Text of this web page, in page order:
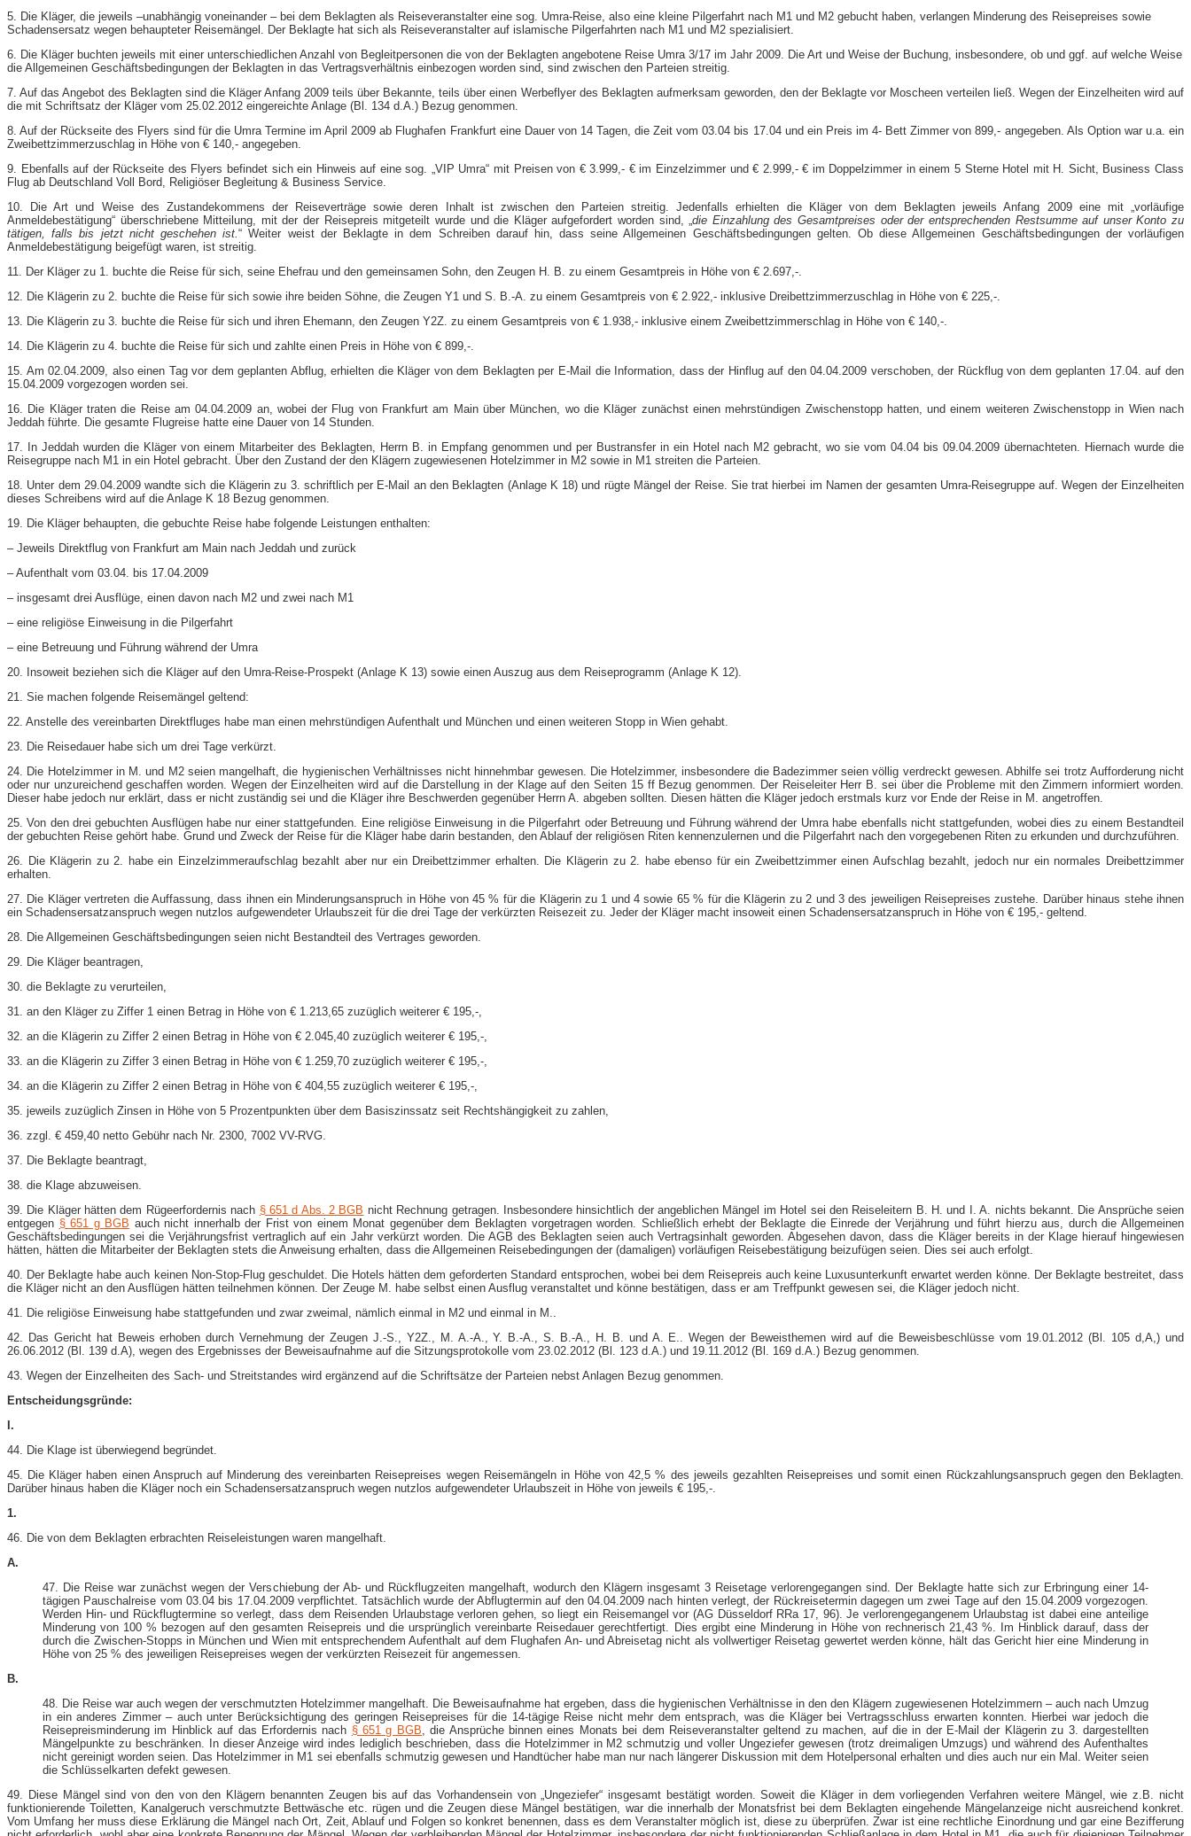
5. Die Kläger, die jeweils –unabhängig voneinander – bei dem Beklagten als Reiseveranstalter eine sog. Umra-​Reise, also eine kleine Pilgerfahrt nach M1 und M2 gebucht haben, verlangen Minderung des Reisepreises sowie
Schadensersatz wegen behaupteter Reisemängel. Der Beklagte hat sich als Reiseveranstalter auf islamische Pilgerfahrten nach M1 und M2 spezialisiert.
6. Die Kläger buchten jeweils mit einer unterschiedlichen Anzahl von Begleitpersonen die von der Beklagten angebotene Reise Umra 3/17 im Jahr 2009. Die Art und Weise der Buchung, insbesondere, ob und ggf. auf welche Weise
die Allgemeinen Geschäftsbedingungen der Beklagten in das Vertragsverhältnis einbezogen worden sind, sind zwischen den Parteien streitig.
7. Auf das Angebot des Beklagten sind die Kläger Anfang 2009 teils über Bekannte, teils über einen Werbeflyer des Beklagten aufmerksam geworden, den der Beklagte vor Moscheen verteilen ließ. Wegen der Einzelheiten wird auf
die mit Schriftsatz der Kläger vom 25.02.2012 eingereichte Anlage (Bl. 134 d.A.) Bezug genommen.
8. Auf der Rückseite des Flyers sind für die Umra Termine im April 2009 ab Flughafen Frankfurt eine Dauer von 14 Tagen, die Zeit vom 03.04 bis 17.04 und ein Preis im 4- Bett Zimmer von 899,- angegeben. Als Option war u.a. ein
Zweibettzimmerzuschlag in Höhe von € 140,- angegeben.
9. Ebenfalls auf der Rückseite des Flyers befindet sich ein Hinweis auf eine sog. „VIP Umra“ mit Preisen von € 3.999,- € im Einzelzimmer und € 2.999,- € im Doppelzimmer in einem 5 Sterne Hotel mit H. Sicht, Business Class
Flug ab Deutschland Voll Bord, Religiöser Begleitung & Business Service.
10. Die Art und Weise des Zustandekommens der Reiseverträge sowie deren Inhalt ist zwischen den Parteien streitig. Jedenfalls erhielten die Kläger von dem Beklagten jeweils Anfang 2009 eine mit „vorläufige
Anmeldebestätigung“ überschriebene Mitteilung, mit der der Reisepreis mitgeteilt wurde und die Kläger aufgefordert worden sind, „die Einzahlung des Gesamtpreises oder der entsprechenden Restsumme auf unser Konto zu
tätigen, falls bis jetzt nicht geschehen ist.“ Weiter weist der Beklagte in dem Schreiben darauf hin, dass seine Allgemeinen Geschäftsbedingungen gelten. Ob diese Allgemeinen Geschäftsbedingungen der vorläufigen
Anmeldebestätigung beigefügt waren, ist streitig.
11. Der Kläger zu 1. buchte die Reise für sich, seine Ehefrau und den gemeinsamen Sohn, den Zeugen H. B. zu einem Gesamtpreis in Höhe von € 2.697,-​.
12. Die Klägerin zu 2. buchte die Reise für sich sowie ihre beiden Söhne, die Zeugen Y1 und S. B.-​A. zu einem Gesamtpreis von € 2.922,- inklusive Dreibettzimmerzuschlag in Höhe von € 225,-​.
13. Die Klägerin zu 3. buchte die Reise für sich und ihren Ehemann, den Zeugen Y2Z. zu einem Gesamtpreis von € 1.938,- inklusive einem Zweibettzimmerschlag in Höhe von € 140,-​.
14. Die Klägerin zu 4. buchte die Reise für sich und zahlte einen Preis in Höhe von € 899,-​.
15. Am 02.04.2009, also einen Tag vor dem geplanten Abflug, erhielten die Kläger von dem Beklagten per E-​Mail die Information, dass der Hinflug auf den 04.04.2009 verschoben, der Rückflug von dem geplanten 17.04. auf den
15.04.2009 vorgezogen worden sei.
16. Die Kläger traten die Reise am 04.04.2009 an, wobei der Flug von Frankfurt am Main über München, wo die Kläger zunächst einen mehrstündigen Zwischenstopp hatten, und einem weiteren Zwischenstopp in Wien nach
Jeddah führte. Die gesamte Flugreise hatte eine Dauer von 14 Stunden.
17. In Jeddah wurden die Kläger von einem Mitarbeiter des Beklagten, Herrn B. in Empfang genommen und per Bustransfer in ein Hotel nach M2 gebracht, wo sie vom 04.04 bis 09.04.2009 übernachteten. Hiernach wurde die
Reisegruppe nach M1 in ein Hotel gebracht. Über den Zustand der den Klägern zugewiesenen Hotelzimmer in M2 sowie in M1 streiten die Parteien.
18. Unter dem 29.04.2009 wandte sich die Klägerin zu 3. schriftlich per E-​Mail an den Beklagten (Anlage K 18) und rügte Mängel der Reise. Sie trat hierbei im Namen der gesamten Umra-​Reisegruppe auf. Wegen der Einzelheiten
dieses Schreibens wird auf die Anlage K 18 Bezug genommen.
19. Die Kläger behaupten, die gebuchte Reise habe folgende Leistungen enthalten:
– Jeweils Direktflug von Frankfurt am Main nach Jeddah und zurück
– Aufenthalt vom 03.04. bis 17.04.2009
– insgesamt drei Ausflüge, einen davon nach M2 und zwei nach M1
– eine religiöse Einweisung in die Pilgerfahrt
– eine Betreuung und Führung während der Umra
20. Insoweit beziehen sich die Kläger auf den Umra-​Reise-​Prospekt (Anlage K 13) sowie einen Auszug aus dem Reiseprogramm (Anlage K 12).
21. Sie machen folgende Reisemängel geltend:
22. Anstelle des vereinbarten Direktfluges habe man einen mehrstündigen Aufenthalt und München und einen weiteren Stopp in Wien gehabt.
23. Die Reisedauer habe sich um drei Tage verkürzt.
24. Die Hotelzimmer in M. und M2 seien mangelhaft, die hygienischen Verhältnisses nicht hinnehmbar gewesen. Die Hotelzimmer, insbesondere die Badezimmer seien völlig verdreckt gewesen. Abhilfe sei trotz Aufforderung nicht
oder nur unzureichend geschaffen worden. Wegen der Einzelheiten wird auf die Darstellung in der Klage auf den Seiten 15 ff Bezug genommen. Der Reiseleiter Herr B. sei über die Probleme mit den Zimmern informiert worden.
Dieser habe jedoch nur erklärt, dass er nicht zuständig sei und die Kläger ihre Beschwerden gegenüber Herrn A. abgeben sollten. Diesen hätten die Kläger jedoch erstmals kurz vor Ende der Reise in M. angetroffen.
25. Von den drei gebuchten Ausflügen habe nur einer stattgefunden. Eine religiöse Einweisung in die Pilgerfahrt oder Betreuung und Führung während der Umra habe ebenfalls nicht stattgefunden, wobei dies zu einem Bestandteil
der gebuchten Reise gehört habe. Grund und Zweck der Reise für die Kläger habe darin bestanden, den Ablauf der religiösen Riten kennenzulernen und die Pilgerfahrt nach den vorgegebenen Riten zu erkunden und durchzuführen.
26. Die Klägerin zu 2. habe ein Einzelzimmeraufschlag bezahlt aber nur ein Dreibettzimmer erhalten. Die Klägerin zu 2. habe ebenso für ein Zweibettzimmer einen Aufschlag bezahlt, jedoch nur ein normales Dreibettzimmer
erhalten.
27. Die Kläger vertreten die Auffassung, dass ihnen ein Minderungsanspruch in Höhe von 45 % für die Klägerin zu 1 und 4 sowie 65 % für die Klägerin zu 2 und 3 des jeweiligen Reisepreises zustehe. Darüber hinaus stehe ihnen
ein Schadensersatzanspruch wegen nutzlos aufgewendeter Urlaubszeit für die drei Tage der verkürzten Reisezeit zu. Jeder der Kläger macht insoweit einen Schadensersatzanspruch in Höhe von € 195,- geltend.
28. Die Allgemeinen Geschäftsbedingungen seien nicht Bestandteil des Vertrages geworden.
29. Die Kläger beantragen,
30. die Beklagte zu verurteilen,
31. an den Kläger zu Ziffer 1 einen Betrag in Höhe von € 1.213,65 zuzüglich weiterer € 195,-​,
32. an die Klägerin zu Ziffer 2 einen Betrag in Höhe von € 2.045,40 zuzüglich weiterer € 195,-​,
33. an die Klägerin zu Ziffer 3 einen Betrag in Höhe von € 1.259,70 zuzüglich weiterer € 195,-​,
34. an die Klägerin zu Ziffer 2 einen Betrag in Höhe von € 404,55 zuzüglich weiterer € 195,-​,
35. jeweils zuzüglich Zinsen in Höhe von 5 Prozentpunkten über dem Basiszinssatz seit Rechtshängigkeit zu zahlen,
36. zzgl. € 459,40 netto Gebühr nach Nr. 2300, 7002 VV-​RVG.
37. Die Beklagte beantragt,
38. die Klage abzuweisen.
39. Die Kläger hätten dem Rügeerfordernis nach § 651 d Abs. 2 BGB nicht Rechnung getragen. Insbesondere hinsichtlich der angeblichen Mängel im Hotel sei den Reiseleitern B. H. und I. A. nichts bekannt. Die Ansprüche seien
entgegen § 651 g BGB auch nicht innerhalb der Frist von einem Monat gegenüber dem Beklagten vorgetragen worden. Schließlich erhebt der Beklagte die Einrede der Verjährung und führt hierzu aus, durch die Allgemeinen
Geschäftsbedingungen sei die Verjährungsfrist vertraglich auf ein Jahr verkürzt worden. Die AGB des Beklagten seien auch Vertragsinhalt geworden. Abgesehen davon, dass die Kläger bereits in der Klage hierauf hingewiesen
hätten, hätten die Mitarbeiter der Beklagten stets die Anweisung erhalten, dass die Allgemeinen Reisebedingungen der (damaligen) vorläufigen Reisebestätigung beizufügen seien. Dies sei auch erfolgt.
40. Der Beklagte habe auch keinen Non-​Stop-​Flug geschuldet. Die Hotels hätten dem geforderten Standard entsprochen, wobei bei dem Reisepreis auch keine Luxusunterkunft erwartet werden könne. Der Beklagte bestreitet, dass
die Kläger nicht an den Ausflügen hätten teilnehmen können. Der Zeuge M. habe selbst einen Ausflug veranstaltet und könne bestätigen, dass er am Treffpunkt gewesen sei, die Kläger jedoch nicht.
41. Die religiöse Einweisung habe stattgefunden und zwar zweimal, nämlich einmal in M2 und einmal in M..
42. Das Gericht hat Beweis erhoben durch Vernehmung der Zeugen J.-​S., Y2Z., M. A.-​A., Y. B.-​A., S. B.-​A., H. B. und A. E.. Wegen der Beweisthemen wird auf die Beweisbeschlüsse vom 19.01.2012 (Bl. 105 d,A,) und
26.06.2012 (Bl. 139 d.A), wegen des Ergebnisses der Beweisaufnahme auf die Sitzungsprotokolle vom 23.02.2012 (Bl. 123 d.A.) und 19.11.2012 (Bl. 169 d.A.) Bezug genommen.
43. Wegen der Einzelheiten des Sach- und Streitstandes wird ergänzend auf die Schriftsätze der Parteien nebst Anlagen Bezug genommen.
Entscheidungsgründe:
I.
44. Die Klage ist überwiegend begründet.
45. Die Kläger haben einen Anspruch auf Minderung des vereinbarten Reisepreises wegen Reisemängeln in Höhe von 42,5 % des jeweils gezahlten Reisepreises und somit einen Rückzahlungsanspruch gegen den Beklagten.
Darüber hinaus haben die Kläger noch ein Schadensersatzanspruch wegen nutzlos aufgewendeter Urlaubszeit in Höhe von jeweils € 195,-​.
1.
46. Die von dem Beklagten erbrachten Reiseleistungen waren mangelhaft.
A.
47. Die Reise war zunächst wegen der Verschiebung der Ab- und Rückflugzeiten mangelhaft, wodurch den Klägern insgesamt 3 Reisetage verlorengegangen sind. Der Beklagte hatte sich zur Erbringung einer 14-​
tägigen Pauschalreise vom 03.04 bis 17.04.2009 verpflichtet. Tatsächlich wurde der Abflugtermin auf den 04.04.2009 nach hinten verlegt, der Rückreisetermin dagegen um zwei Tage auf den 15.04.2009 vorgezogen.
Werden Hin- und Rückflugtermine so verlegt, dass dem Reisenden Urlaubstage verloren gehen, so liegt ein Reisemangel vor (AG Düsseldorf RRa 17, 96). Je verlorengegangenem Urlaubstag ist dabei eine anteilige
Minderung von 100 % bezogen auf den gesamten Reisepreis und die ursprünglich vereinbarte Reisedauer gerechtfertigt. Dies ergibt eine Minderung in Höhe von rechnerisch 21,43 %. Im Hinblick darauf, dass der
durch die Zwischen-​Stopps in München und Wien mit entsprechendem Aufenthalt auf dem Flughafen An- und Abreisetag nicht als vollwertiger Reisetag gewertet werden könne, hält das Gericht hier eine Minderung in
Höhe von 25 % des jeweiligen Reisepreises wegen der verkürzten Reisezeit für angemessen.
B.
48. Die Reise war auch wegen der verschmutzten Hotelzimmer mangelhaft. Die Beweisaufnahme hat ergeben, dass die hygienischen Verhältnisse in den den Klägern zugewiesenen Hotelzimmern – auch nach Umzug
in ein anderes Zimmer – auch unter Berücksichtigung des geringen Reisepreises für die 14-​tägige Reise nicht mehr dem entsprach, was die Kläger bei Vertragsschluss erwarten konnten. Hierbei war jedoch die
Reisepreisminderung im Hinblick auf das Erfordernis nach § 651 g BGB , die Ansprüche binnen eines Monats bei dem Reiseveranstalter geltend zu machen, auf die in der E-​Mail der Klägerin zu 3. dargestellten
Mängelpunkte zu beschränken. In dieser Anzeige wird indes lediglich beschrieben, dass die Hotelzimmer in M2 schmutzig und voller Ungeziefer gewesen (trotz dreimaligen Umzugs) und während des Aufenthaltes
nicht gereinigt worden seien. Das Hotelzimmer in M1 sei ebenfalls schmutzig gewesen und Handtücher habe man nur nach längerer Diskussion mit dem Hotelpersonal erhalten und dies auch nur ein Mal. Weiter seien
die Schlüsselkarten defekt gewesen.
49. Diese Mängel sind von den von den Klägern benannten Zeugen bis auf das Vorhandensein von „Ungeziefer“ insgesamt bestätigt worden. Soweit die Kläger in dem vorliegenden Verfahren weitere Mängel, wie z.B. nicht
funktionierende Toiletten, Kanalgeruch verschmutzte Bettwäsche etc. rügen und die Zeugen diese Mängel bestätigen, war die innerhalb der Monatsfrist bei dem Beklagten eingehende Mängelanzeige nicht ausreichend konkret.
Vom Umfang her muss diese Erklärung die Mängel nach Ort, Zeit, Ablauf und Folgen so konkret benennen, dass es dem Veranstalter möglich ist, diese zu überprüfen. Zwar ist eine rechtliche Einordnung und gar eine Bezifferung